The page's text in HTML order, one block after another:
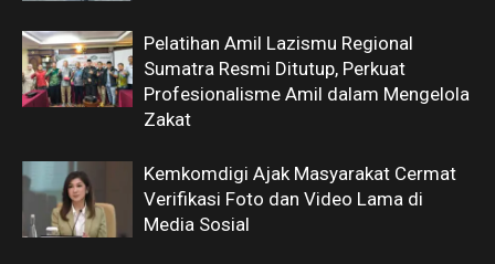
Pelatihan Amil Lazismu Regional
Sumatra Resmi Ditutup, Perkuat
Profesionalisme Amil dalam Mengelola
Zakat
Kemkomdigi Ajak Masyarakat Cermat
Verifikasi Foto dan Video Lama di
Media Sosial